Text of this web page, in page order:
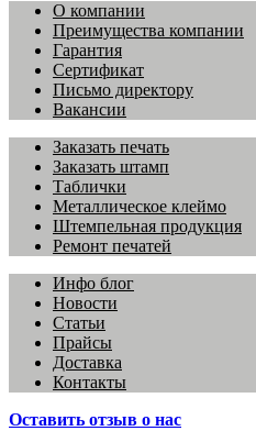
О компании
Преимущества компании
Гарантия
Сертификат
Письмо директору
Вакансии
Заказать печать
Заказать штамп
Таблички
Металлическое клеймо
Штемпельная продукция
Ремонт печатей
Инфо блог
Новости
Статьи
Прайсы
Доставка
Контакты
Оставить отзыв о нас